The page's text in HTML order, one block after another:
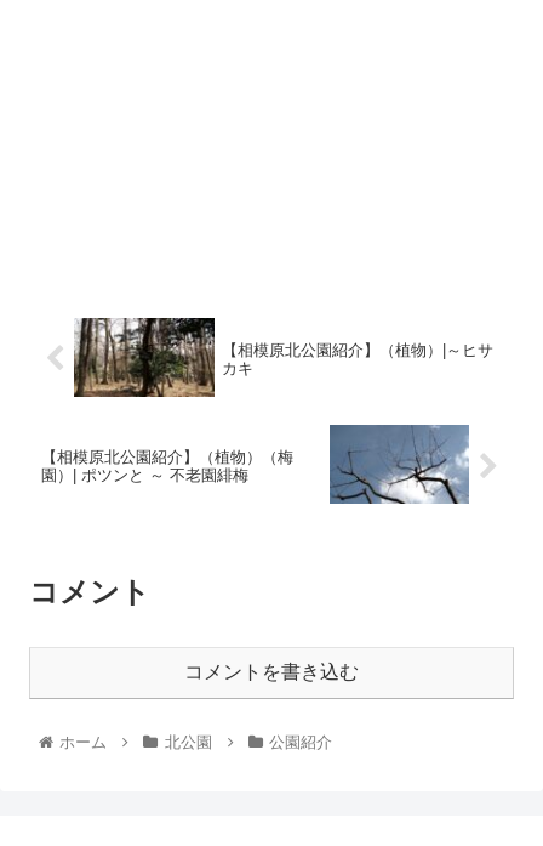
【相模原北公園紹介】（植物）|～ヒサ
カキ
【相模原北公園紹介】（植物）（梅
園）| ポツンと ～ 不老園緋梅
コメント
コメントを書き込む
ホーム 北公園 公園紹介